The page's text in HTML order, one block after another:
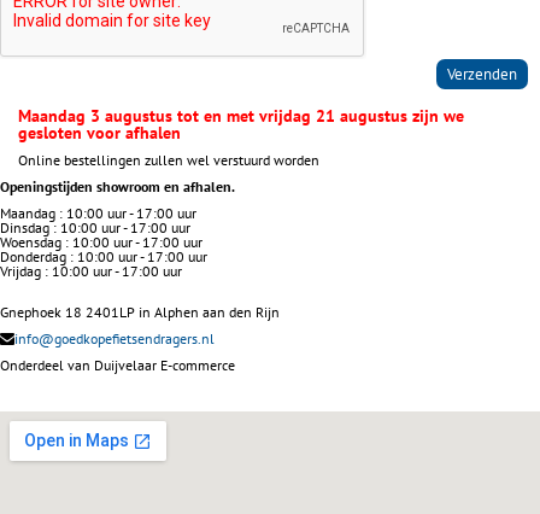
Verzenden
Maandag 3 augustus tot en met vrijdag 21 augustus zijn we
gesloten voor afhalen
Online bestellingen zullen wel verstuurd worden
Openingstijden showroom en afhalen.
Maandag : 10:00 uur - 17:00 uur
Dinsdag : 10:00 uur - 17:00 uur
Woensdag : 10:00 uur - 17:00 uur
Donderdag : 10:00 uur - 17:00 uur
Vrijdag : 10:00 uur - 17:00 uur
Gnephoek 18 2401LP in Alphen aan den Rijn
info@goedkopefietsendragers.nl
Onderdeel van Duijvelaar E-commerce